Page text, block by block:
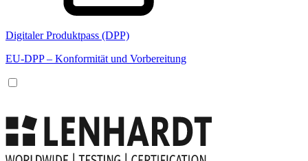
Digitaler Produktpass (DPP)
EU-DPP – Konformität und Vorbereitung